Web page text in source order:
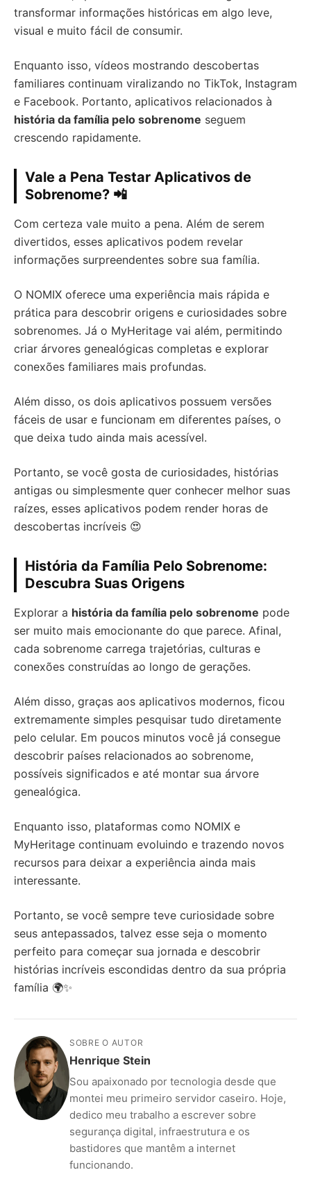
transformar informações históricas em algo leve,
visual e muito fácil de consumir.
Enquanto isso, vídeos mostrando descobertas
familiares continuam viralizando no TikTok, Instagram
e Facebook. Portanto, aplicativos relacionados à
história da família pelo sobrenome seguem
crescendo rapidamente.
Vale a Pena Testar Aplicativos de
Sobrenome? 📲
Com certeza vale muito a pena. Além de serem
divertidos, esses aplicativos podem revelar
informações surpreendentes sobre sua família.
O NOMIX oferece uma experiência mais rápida e
prática para descobrir origens e curiosidades sobre
sobrenomes. Já o MyHeritage vai além, permitindo
criar árvores genealógicas completas e explorar
conexões familiares mais profundas.
Além disso, os dois aplicativos possuem versões
fáceis de usar e funcionam em diferentes países, o
que deixa tudo ainda mais acessível.
Portanto, se você gosta de curiosidades, histórias
antigas ou simplesmente quer conhecer melhor suas
raízes, esses aplicativos podem render horas de
descobertas incríveis 😍
História da Família Pelo Sobrenome:
Descubra Suas Origens
Explorar a história da família pelo sobrenome pode
ser muito mais emocionante do que parece. Afinal,
cada sobrenome carrega trajetórias, culturas e
conexões construídas ao longo de gerações.
Além disso, graças aos aplicativos modernos, ficou
extremamente simples pesquisar tudo diretamente
pelo celular. Em poucos minutos você já consegue
descobrir países relacionados ao sobrenome,
possíveis significados e até montar sua árvore
genealógica.
Enquanto isso, plataformas como NOMIX e
MyHeritage continuam evoluindo e trazendo novos
recursos para deixar a experiência ainda mais
interessante.
Portanto, se você sempre teve curiosidade sobre
seus antepassados, talvez esse seja o momento
perfeito para começar sua jornada e descobrir
histórias incríveis escondidas dentro da sua própria
família 🌍✨
SOBRE O AUTOR
Henrique Stein
Sou apaixonado por tecnologia desde que
montei meu primeiro servidor caseiro. Hoje,
dedico meu trabalho a escrever sobre
segurança digital, infraestrutura e os
bastidores que mantêm a internet
funcionando.